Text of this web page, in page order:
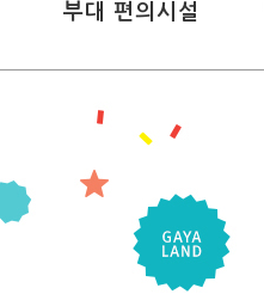
부대 편의시설